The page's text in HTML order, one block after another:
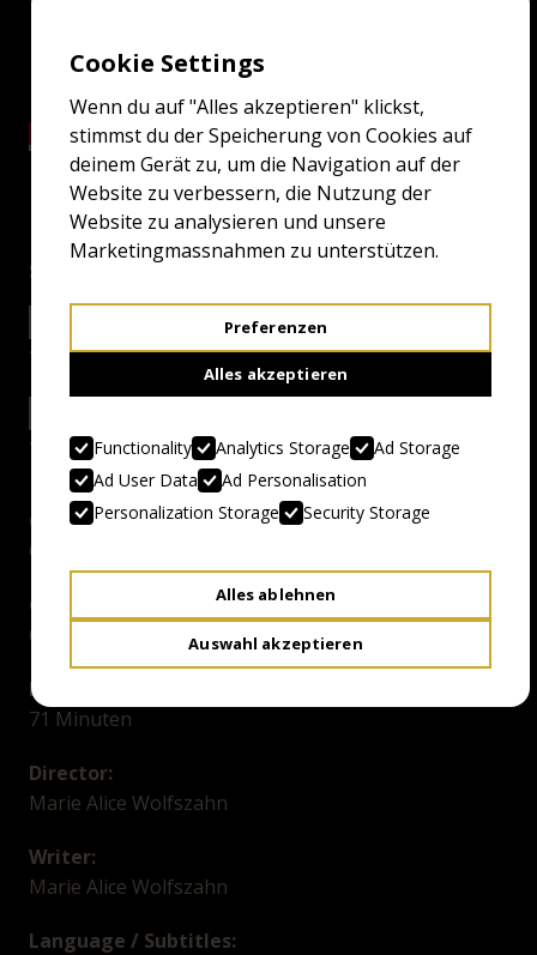
Screenings
EXCELSIOR GRAND
Genre:
Occult-Gothic-Kammerspiel
Country, Year:
Österreich, 2022
Duration:
71 Minuten
Director:
Marie Alice Wolfszahn
Writer:
Marie Alice Wolfszahn
Language / Subtitles:
Cookie Settings
Wenn du auf "Alles akzeptieren" klickst,
stimmst du der Speicherung von Cookies auf
deinem Gerät zu, um die Navigation auf der
Website zu verbessern, die Nutzung der
Website zu analysieren und unsere
Marketingmassnahmen zu unterstützen.
Preferenzen
Alles akzeptieren
Functionality Analytics Storage
Ad Storage
Ad User Data
Ad Personalisation
Personalization Storage
Security Storage
Alles ablehnen
Auswahl akzeptieren